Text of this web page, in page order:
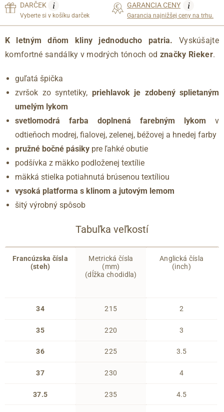
DARČEK i
Vyberte si v košíku darček
GARANCIA CENY i
Garancia najnižšej ceny na trhu.
K letným dňom kliny jednoducho patria. Vyskúšajte
komfortné sandálky v modrých tónoch od značky Rieker.
guľatá špička
zvršok zo syntetiky, priehlavok je zdobený splietaným
umelým lykom
svetlomodrá farba doplnená farebným lykom v
odtieňoch modrej, fialovej, zelenej, béžovej a hnedej farby
pružné bočné pásiky pre ľahké obutie
podšívka z mäkko podloženej textílie
mäkká stielka potiahnutá brúsenou textíliou
vysoká platforma s klinom a jutovým lemom
šitý výrobný spôsob
Tabuľka veľkostí
Francúzska čísla
(steh)
34
35
36
37
37.5
Metrická čísla
(mm)
(dĺžka chodidla)
215
220
225
230
235
Anglická čísla
(inch)
2
3
3.5
4
4.5